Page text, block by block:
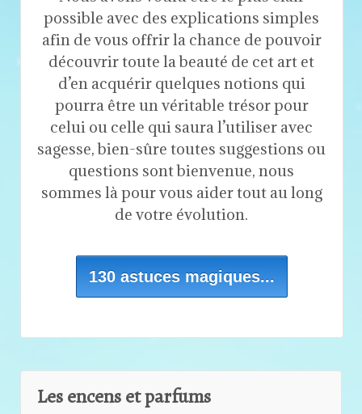
possible avec des explications simples
afin de vous offrir la chance de pouvoir
découvrir toute la beauté de cet art et
d’en acquérir quelques notions qui
pourra être un véritable trésor pour
celui ou celle qui saura l’utiliser avec
sagesse, bien-sûre toutes suggestions ou
questions sont bienvenue, nous
sommes là pour vous aider tout au long
de votre évolution.
130 astuces magiques...
Les encens et parfums